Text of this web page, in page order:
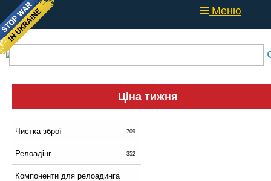
Меню
Ціна тижня
Чистка зброї 709
Релоадінг 352
Компоненти для релоадинга